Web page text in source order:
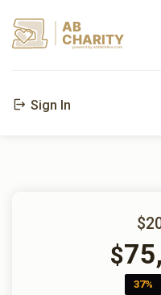
AB
CHARITY
powerd by ahblicklive.com
Sign In
$
37%